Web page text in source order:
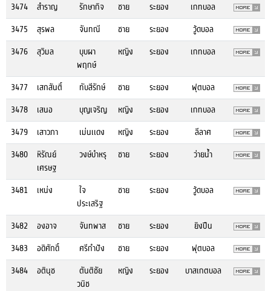
3474
สำราญ รักษากิจ ชาย ระยอง
เกทบอล
3475
สุรพล จันทณี ชาย ระยอง
วู้ดบอล
3476
สุวิมล
บุบผา
พฤกษ์
หญิง ระยอง เกทบอล
3477 เสกสันติ์ ทับสีรักษ์ ชาย ระยอง
ฟุตบอล
3478
เสนอ บุญเจริญ หญิง ระยอง
เกทบอล
3479
เสาวภา เม่นเเดง หญิง ระยอง
ลีลาศ
3480
หิรัณย์
เศรษฐ
วงษ์บำหรุ ชาย ระยอง ว่ายน้ำ
3481 เหน่ง
ใจ
ประเสริฐ
ชาย ระยอง วู้ดบอล
3482 องอาจ จันทพาส ชาย ระยอง
ยิงปืน
3483
อดิศักดิ์ ศรีกำปัง ชาย ระยอง
ฟุตบอล
3484
อตินุช
ตันติชัย
วนิช
หญิง ระยอง บาสเกตบอล